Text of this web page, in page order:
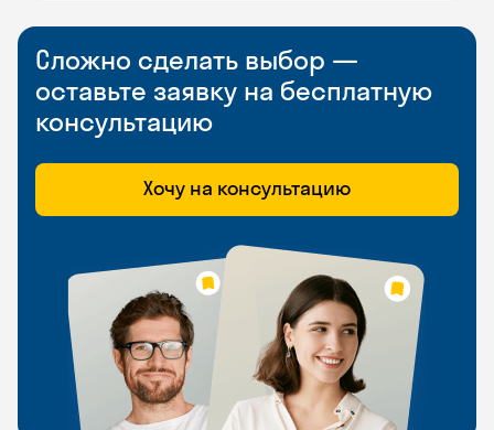
Сложно сделать выбор —
оставьте заявку на бесплатную
консультацию
Хочу на консультацию